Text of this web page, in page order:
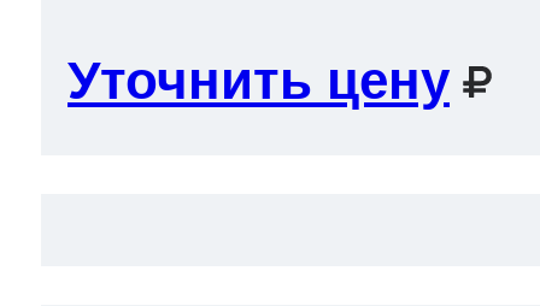
Уточнить цену